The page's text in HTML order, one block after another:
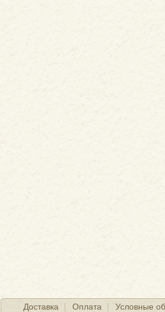
Доставка Оплата Условные